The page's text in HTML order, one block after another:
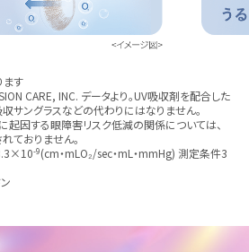
す
CARE, INC. データより。UV吸収剤を配合した
収サングラスなどの代わりにはなりません。
起因する眼障害リスク低減の関係については、
ておりません。
-9(cm・mLO₂/sec・mL・mmHg) 測定条件3